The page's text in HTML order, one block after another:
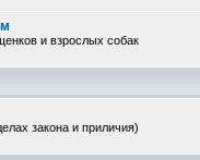
и взрослых собак
закона и приличия)